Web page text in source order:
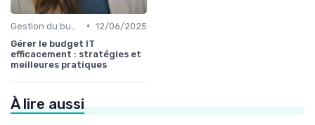
• 12/06/2025
Gérer le budget IT
efficacement : stratégies et
meilleures pratiques
À lire aussi